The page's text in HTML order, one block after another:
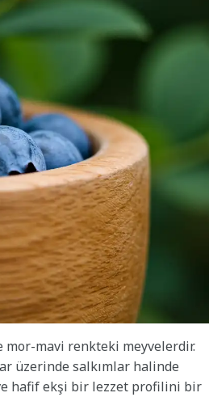
mor-mavi renkteki meyvelerdir.
üzerinde salkımlar halinde
hafif ekşi bir lezzet profilini bir